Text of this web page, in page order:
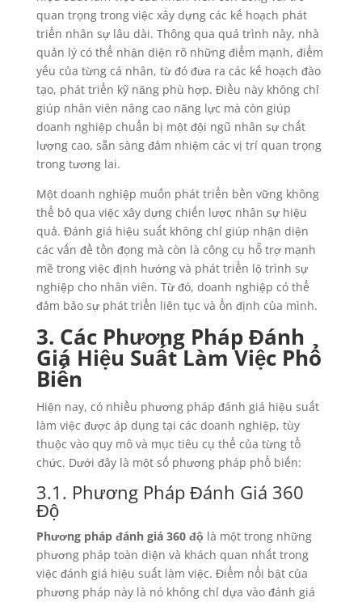
quan trọng trong việc xây dựng các kế hoạch phát
triển nhân sự lâu dài. Thông qua quá trình này, nhà
quản lý có thể nhận diện rõ những điểm mạnh, điểm
yếu của từng cá nhân, từ đó đưa ra các kế hoạch đào
tạo, phát triển kỹ năng phù hợp. Điều này không chỉ
giúp nhân viên nâng cao năng lực mà còn giúp
doanh nghiệp chuẩn bị một đội ngũ nhân sự chất
lượng cao, sẵn sàng đảm nhiệm các vị trí quan trọng
trong tương lai.
Một doanh nghiệp muốn phát triển bền vững không
thể bỏ qua việc xây dựng chiến lược nhân sự hiệu
quả. Đánh giá hiệu suất không chỉ giúp nhận diện
các vấn đề tồn đọng mà còn là công cụ hỗ trợ mạnh
mẽ trong việc định hướng và phát triển lộ trình sự
nghiệp cho nhân viên. Từ đó, doanh nghiệp có thể
đảm bảo sự phát triển liên tục và ổn định của mình.
3. Các Phương Pháp Đánh
Giá Hiệu Suất Làm Việc Phổ
Biến
Hiện nay, có nhiều phương pháp đánh giá hiệu suất
làm việc được áp dụng tại các doanh nghiệp, tùy
thuộc vào quy mô và mục tiêu cụ thể của từng tổ
chức. Dưới đây là một số phương pháp phổ biến:
3.1. Phương Pháp Đánh Giá 360
Độ
Phương pháp đánh giá 360 độ là một trong những
phương pháp toàn diện và khách quan nhất trong
việc đánh giá hiệu suất làm việc. Điểm nổi bật của
phương pháp này là nó không chỉ dựa vào đánh giá